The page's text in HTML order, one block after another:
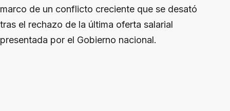
marco de un conflicto creciente que se desató
tras el rechazo de la última oferta salarial
presentada por el Gobierno nacional.